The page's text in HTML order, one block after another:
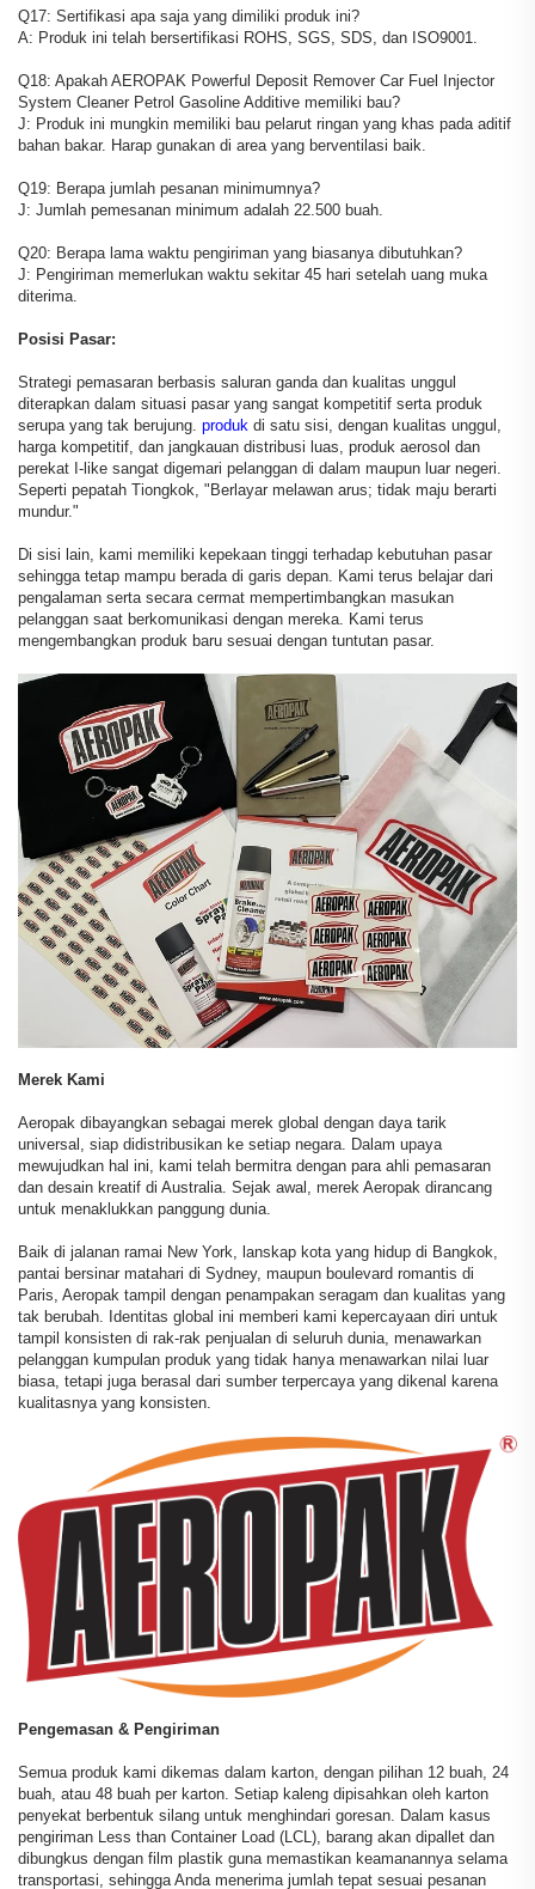
Q17: Sertifikasi apa saja yang dimiliki produk ini?
A: Produk ini telah bersertifikasi ROHS, SGS, SDS, dan ISO9001.
Q18: Apakah AEROPAK Powerful Deposit Remover Car Fuel Injector
System Cleaner Petrol Gasoline Additive memiliki bau?
J: Produk ini mungkin memiliki bau pelarut ringan yang khas pada aditif
bahan bakar. Harap gunakan di area yang berventilasi baik.
Q19: Berapa jumlah pesanan minimumnya?
J: Jumlah pemesanan minimum adalah 22.500 buah.
Q20: Berapa lama waktu pengiriman yang biasanya dibutuhkan?
J: Pengiriman memerlukan waktu sekitar 45 hari setelah uang muka
diterima.
Posisi Pasar:
Strategi pemasaran berbasis saluran ganda dan kualitas unggul
diterapkan dalam situasi pasar yang sangat kompetitif serta produk
serupa yang tak berujung. produk di satu sisi, dengan kualitas unggul,
harga kompetitif, dan jangkauan distribusi luas, produk aerosol dan
perekat I-like sangat digemari pelanggan di dalam maupun luar negeri.
Seperti pepatah Tiongkok, "Berlayar melawan arus; tidak maju berarti
mundur."
Di sisi lain, kami memiliki kepekaan tinggi terhadap kebutuhan pasar
sehingga tetap mampu berada di garis depan. Kami terus belajar dari
pengalaman serta secara cermat mempertimbangkan masukan
pelanggan saat berkomunikasi dengan mereka. Kami terus
mengembangkan produk baru sesuai dengan tuntutan pasar.
Merek Kami
Aeropak dibayangkan sebagai merek global dengan daya tarik
universal, siap didistribusikan ke setiap negara. Dalam upaya
mewujudkan hal ini, kami telah bermitra dengan para ahli pemasaran
dan desain kreatif di Australia. Sejak awal, merek Aeropak dirancang
untuk menaklukkan panggung dunia.
Baik di jalanan ramai New York, lanskap kota yang hidup di Bangkok,
pantai bersinar matahari di Sydney, maupun boulevard romantis di
Paris, Aeropak tampil dengan penampakan seragam dan kualitas yang
tak berubah. Identitas global ini memberi kami kepercayaan diri untuk
tampil konsisten di rak-rak penjualan di seluruh dunia, menawarkan
pelanggan kumpulan produk yang tidak hanya menawarkan nilai luar
biasa, tetapi juga berasal dari sumber terpercaya yang dikenal karena
kualitasnya yang konsisten.
Pengemasan & Pengiriman
Semua produk kami dikemas dalam karton, dengan pilihan 12 buah, 24
buah, atau 48 buah per karton. Setiap kaleng dipisahkan oleh karton
penyekat berbentuk silang untuk menghindari goresan. Dalam kasus
pengiriman Less than Container Load (LCL), barang akan dipallet dan
dibungkus dengan film plastik guna memastikan keamanannya selama
transportasi, sehingga Anda menerima jumlah tepat sesuai pesanan